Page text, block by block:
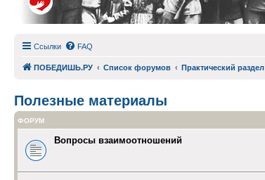
Ссылки FAQ
ПОБЕДИШЬ.РУ Список форумов Практический раздел
Полезные материалы
ФОРУМ
Вопросы взаимоотношений